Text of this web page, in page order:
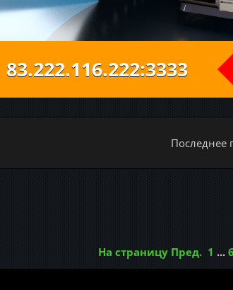
83.222.116.222:3333
Последнее
На страницу Пред. 1 ...